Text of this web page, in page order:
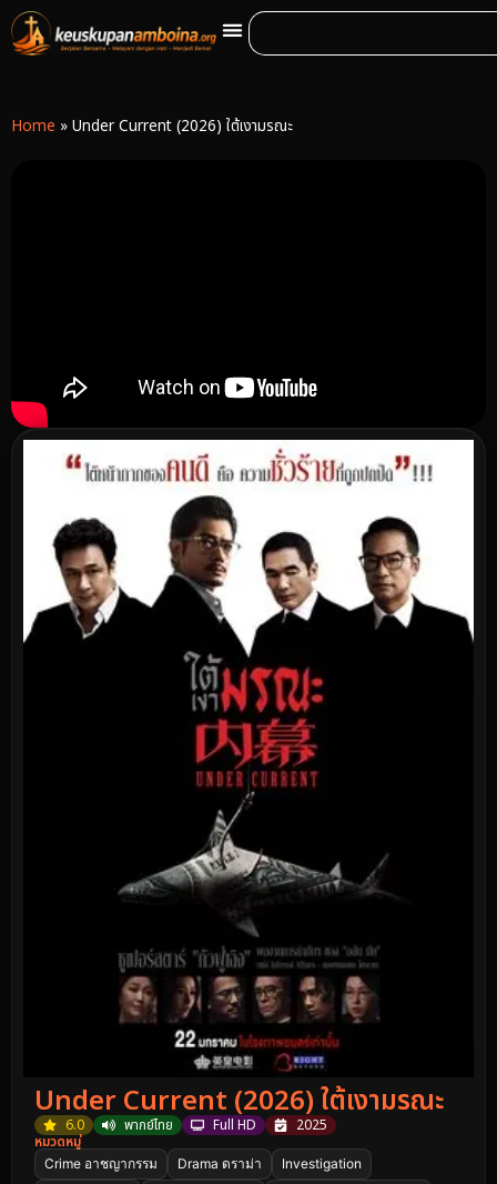
Home » Under Current (2026) ใต้เงามรณะ
Under Current (2026) ใต้เงามรณะ
6.0 พากย์ไทย Full HD
2025
หมวดหมู่
Crime อาชญากรรม Drama ดราม่า
Investigation